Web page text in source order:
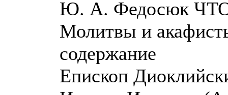
Ю. А. Федосюк
Молитвы и
содержание
Епископ